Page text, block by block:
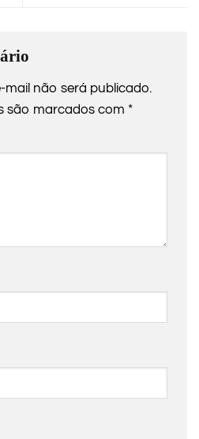
mail não será publicado.
são marcados com *